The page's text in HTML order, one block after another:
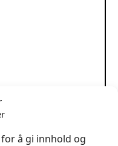
å gi innhold og